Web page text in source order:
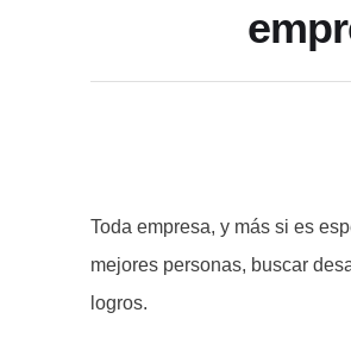
Toda empresa, y más si es
mejores personas, buscar
logros.